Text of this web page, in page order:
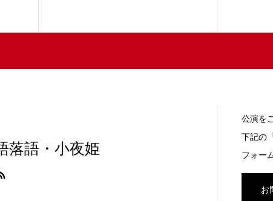
落語・小夜姫
公演を
下記の
フォー
お